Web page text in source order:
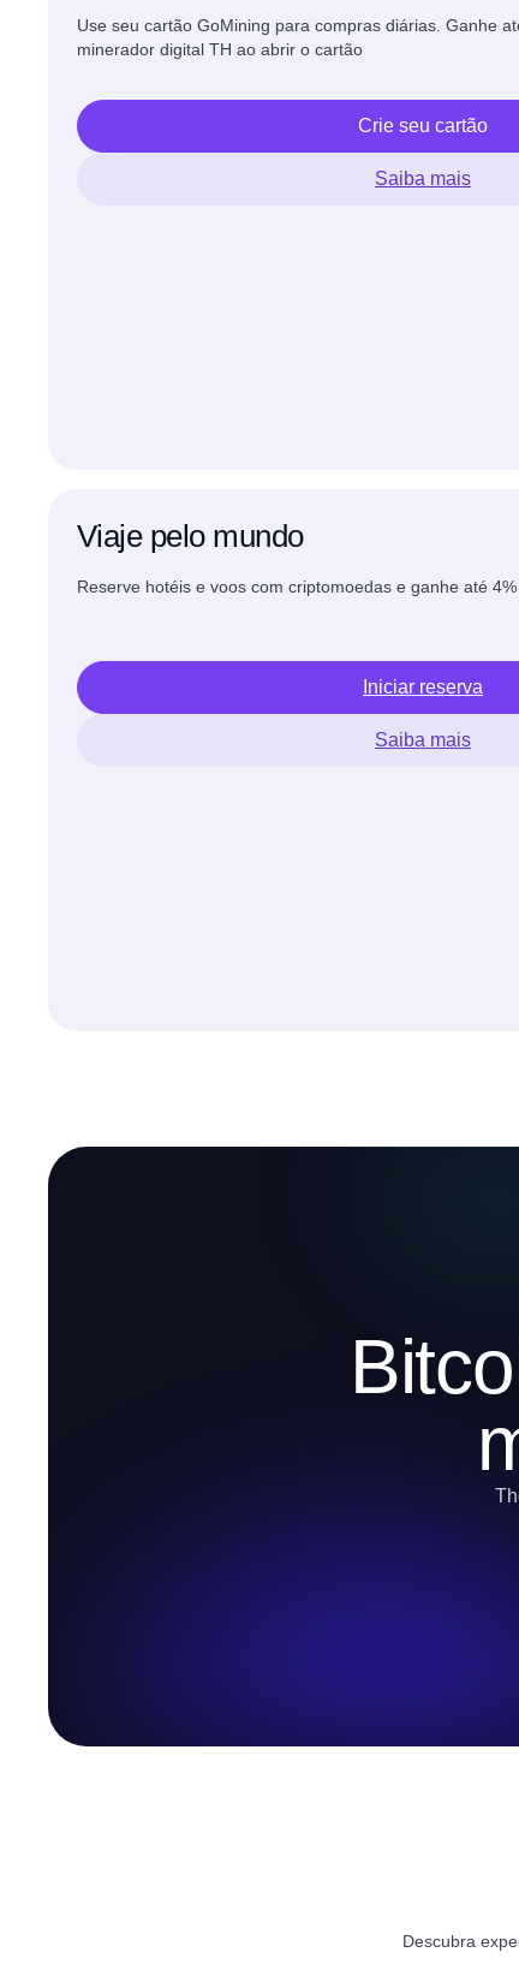
Use seu cartão GoMining para compras diárias. Ganhe
minerador digital TH ao abrir o cartão
Crie seu cartão
Saiba mais
Viaje pelo mundo
Reserve hotéis e voos com criptomoedas e ganhe até
Iniciar reserva
Saiba mais
Descubra